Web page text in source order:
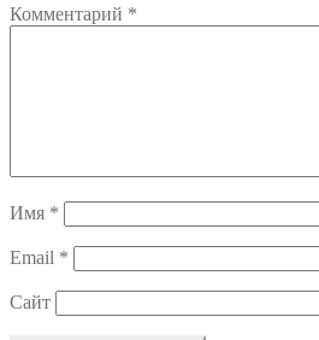
Комментарий *
Имя *
Email *
Сайт